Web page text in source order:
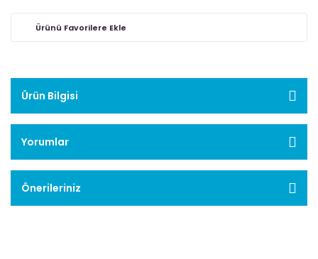
Ürün Bilgisi
Yorumlar
Önerileriniz